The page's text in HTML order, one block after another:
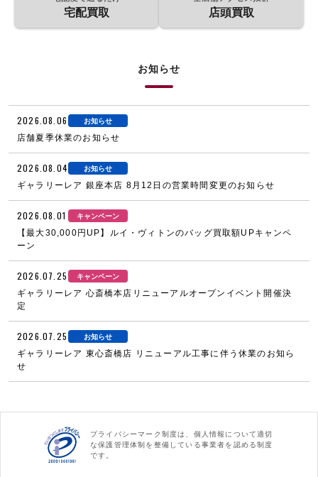
宅配買取 店頭買取
お知らせ
2026.08.06 お知らせ
店舗夏季休業のお知らせ
2026.08.04 お知らせ
ギャラリーレア 銀座本店 8月12日の営業時間変更のお知らせ
2026.08.01 キャンペーン
【最大30,000円UP】ルイ・ヴィトンのバッグ買取額UPキャンペ
ーン
2026.07.25 キャンペーン
ギャラリーレア 心斎橋本店リニューアルオープンイベント開催決
定
2026.07.25 お知らせ
ギャラリーレア 東心斎橋店 リニューアル工事に伴う休業のお知ら
せ
プライバシーマーク制度は、個人情報について適切
な保護管理体制を整備している事業者を認める制度
です。